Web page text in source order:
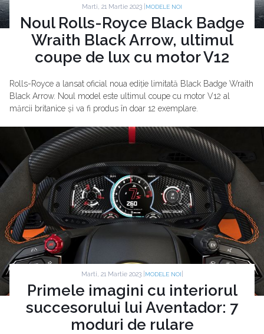
Marti, 21 Martie 2023 | MODELE NOI
Noul Rolls-Royce Black Badge
Wraith Black Arrow, ultimul
coupe de lux cu motor V12
Rolls-Royce a lansat oficial noua ediție limitată Black Badge Wraith
Black Arrow. Noul model este ultimul coupe cu motor V12 al
mărcii britanice și va fi produs în doar 12 exemplare.
Marti, 21 Martie 2023 | MODELE NOI
Primele imagini cu interiorul
succesorului lui Aventador: 7
moduri de rulare